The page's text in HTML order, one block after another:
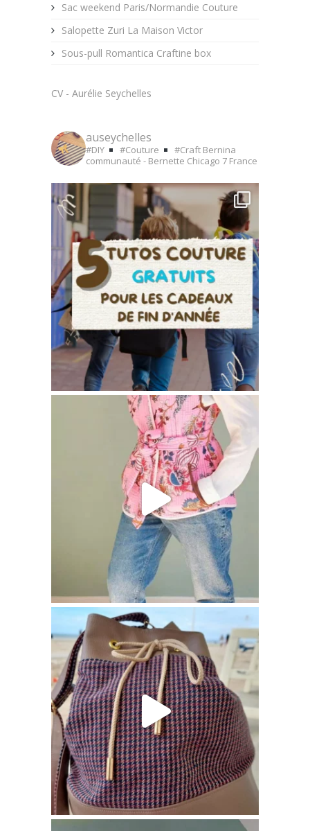
Sac weekend Paris/Normandie Couture
Salopette Zuri La Maison Victor
Sous-pull Romantica Craftine box
CV - Aurélie Seychelles
auseychelles
#DIY #Couture #Craft Bernina
communauté - Bernette Chicago 7 France